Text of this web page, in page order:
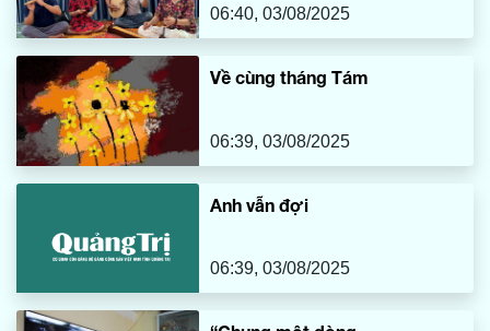
bị thời gian lãng quên.
06:40, 03/08/2025
Về cùng tháng Tám
06:39, 03/08/2025
Anh vẫn đợi
06:39, 03/08/2025